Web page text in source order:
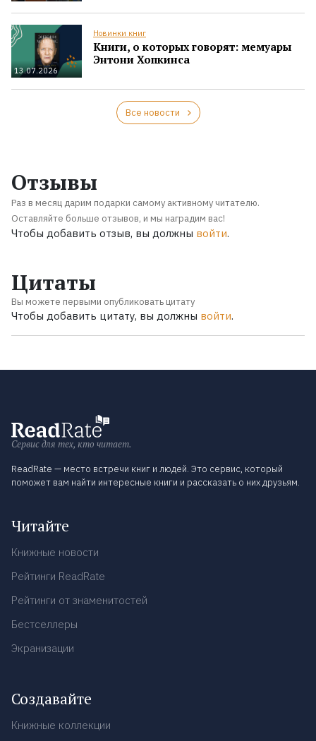
13.07.2026
Новинки книг
Книги, о которых говорят: мемуары
Энтони Хопкинса
Все новости
Отзывы
Раз в месяц дарим подарки самому активному читателю.
Оставляйте больше отзывов, и мы наградим вас!
Чтобы добавить отзыв, вы должны войти.
Цитаты
Вы можете первыми опубликовать цитату
Чтобы добавить цитату, вы должны войти.
Сервис для тех, кто читает.
ReadRate — место встречи книг и людей. Это сервис, который
поможет вам найти интересные книги и рассказать о них друзьям.
Читайте
Книжные новости
Рейтинги ReadRate
Рейтинги от знаменитостей
Бестселлеры
Экранизации
Создавайте
Книжные коллекции